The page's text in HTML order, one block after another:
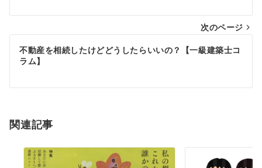
ビ
ゲ
シ
ン
次のページ
不動産を相続したけどどうしたらいいの？【一級建築士コ
ラム】
関連記事